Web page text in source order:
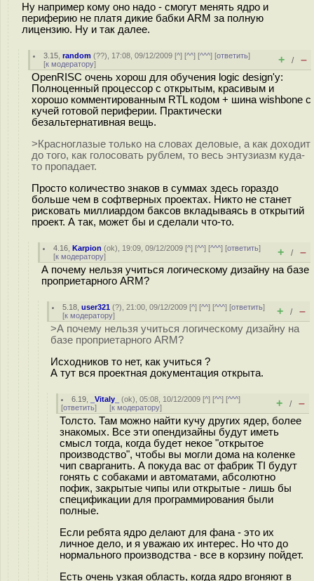
Ну например кому оно надо - смогут менять ядро и
периферию не платя дикие бабки ARM за полную
лицензию. Ну и так далее.
3.15 ,random (??), 17:08, 09/12/2009 [^] [^^] [^^^] [ответить]
[к модератору] + / –
OpenRISC очень хорош для обучения logic design'у:
Полноценный процессор с открытым, красивым и
хорошо комментированным RTL кодом + шина wishbone с
кучей готовой периферии. Практически
безальтернативная вещь.
>Красноглазые только на словах деловые, а как доходит
до того, как голосовать рублем, то весь энтузиазм куда-
то пропадает.
Просто количество знаков в суммах здесь гораздо
больше чем в софтверных проектах. Никто не станет
рисковать миллиардом баксов вкладываясь в открытий
проект. А так, может бы и сделали что-то.
4.16 ,Karpion (ok), 19:09, 09/12/2009 [^] [^^] [^^^] [ответить]
[к модератору] + / –
А почему нельзя учиться логическому дизайну на базе
проприетарного ARM?
5.18 ,user321 (?), 21:00, 09/12/2009 [^] [^^] [^^^] [ответить]
[к модератору] + / –
>А почему нельзя учиться логическому дизайну на
базе проприетарного ARM?
Исходников то нет, как учиться ?
А тут вся проектная документация открыта.
6.19 _Vitaly_ (ok), 05:08, 10/12/2009 [^] [^^] [^^^]
[ответить] [к модератору] + / –
Толсто. Там можно найти кучу других ядер, более
знакомых. Все эти опендизайны будут иметь
смысл тогда, когда будет некое "открытое
производство", чтобы вы могли дома на коленке
чип сварганить. А покуда вас от фабрик TI будут
гонять с собаками и автоматами, абсолютно
пофик, закрытые чипы или открытые - лишь бы
спецификации для программирования были
полные.
Если ребята ядро делают для фана - это их
личное дело, и я уважаю их интерес. Но что до
нормального производства - все в корзину пойдет.
Есть очень узкая область, когда ядро вгоняют в